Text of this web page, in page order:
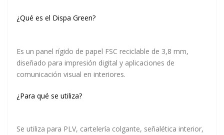
¿Qué es el Dispa Green?
Es un panel rígido de papel FSC reciclable de 3,8 mm,
diseñado para impresión digital y aplicaciones de
comunicación visual en interiores.
¿Para qué se utiliza?
Se utiliza para PLV, cartelería colgante, señalética interior,